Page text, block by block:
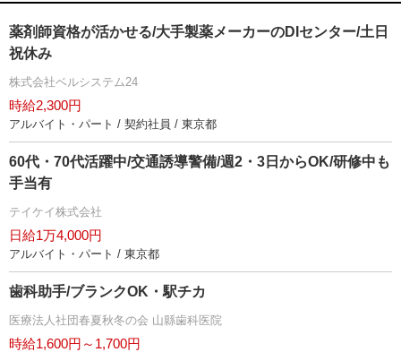
薬剤師資格が活かせる/大手製薬メーカーのDIセンター/土日
祝休み
株式会社ベルシステム24
時給2,300円
アルバイト・パート / 契約社員 / 東京都
60代・70代活躍中/交通誘導警備/週2・3日からOK/研修中も
手当有
テイケイ株式会社
日給1万4,000円
アルバイト・パート / 東京都
歯科助手/ブランクOK・駅チカ
医療法人社団春夏秋冬の会 山縣歯科医院
時給1,600円～1,700円